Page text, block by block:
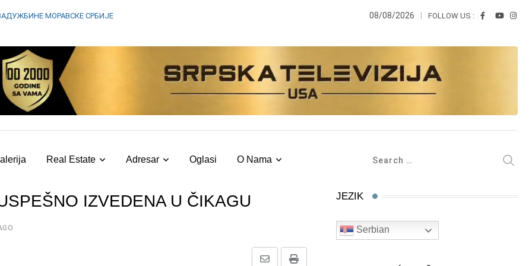
МОРАВСКЕ СРБИЈЕ 08/08/2026 FOLLOW US :
Real Estate Adresar Oglasi O Nama
IZVEDENA U ČIKAGU JEZIK
Serbian